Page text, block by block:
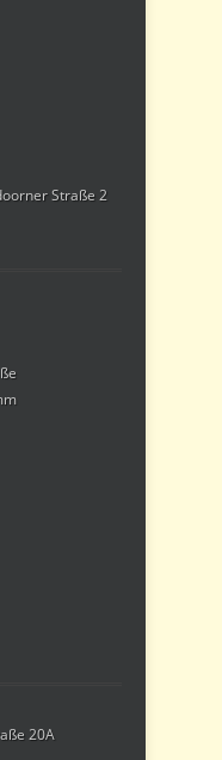
Straße 2
20A